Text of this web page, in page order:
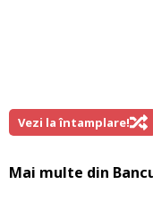
Vezi la întamplare!
Mai multe din